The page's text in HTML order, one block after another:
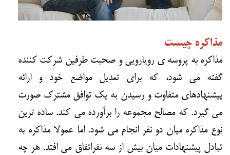
مذاکره چیست
مذاکره به پروسه ی رویارویی و صحبت طرفین شرکت کننده
گفته می شود، که برای تعدیل مواضع خود و ارائه
پیشنهادهای متفاوت و رسیدن به یک توافق مشترک صورت
می گیرد. که مصالح مجموعه را برآورده می کند. ساده ترین
نوع مذاکره میان دو نفر انجام می شود. اما عمولا مذاکره به
تبادل پیشنهادات میان بیش از سه نفراتفاق می افتد. هر چه